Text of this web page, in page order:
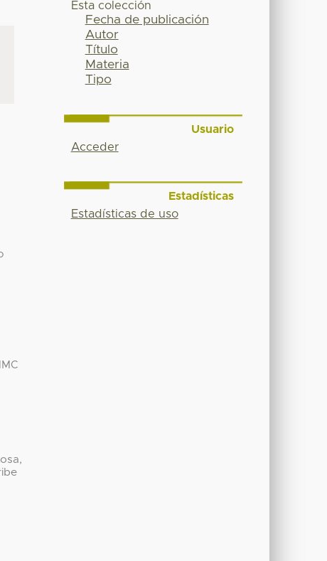
Esta colección
Fecha de publicación
Autor
Título
Materia
Tipo
Usuario
Acceder
Estadísticas
Estadísticas de uso